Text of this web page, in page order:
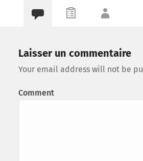
Laisser un commentaire
Your email address will not be
Comment